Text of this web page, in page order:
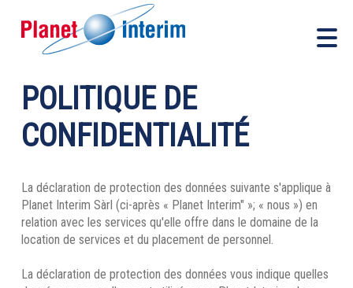
POLITIQUE DE
CONFIDENTIALITÉ
La déclaration de protection des données suivante s'applique à
Planet Interim Sàrl (ci-après « Planet Interim" »; « nous ») en
relation avec les services qu'elle offre dans le domaine de la
location de services et du placement de personnel.
La déclaration de protection des données vous indique quelles